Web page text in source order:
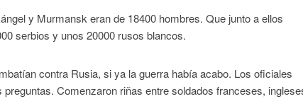
y Murmansk eran de 18400 hombres. Que junto a ellos
serbios y unos 20000 rusos blancos.
contra Rusia, si ya la guerra había acabo. Los oficiales
Comenzaron riñas entre soldados franceses,